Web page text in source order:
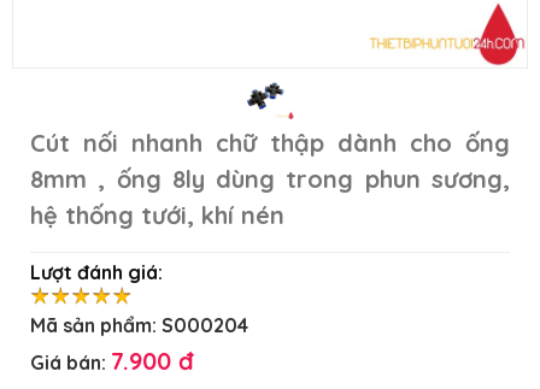
Cút nối nhanh chữ thập dành cho ống
8mm , ống 8ly dùng trong phun sương,
hệ thống tưới, khí nén
Lượt đánh giá:
Mã sản phẩm: S000204
Giá bán: 7.900 đ